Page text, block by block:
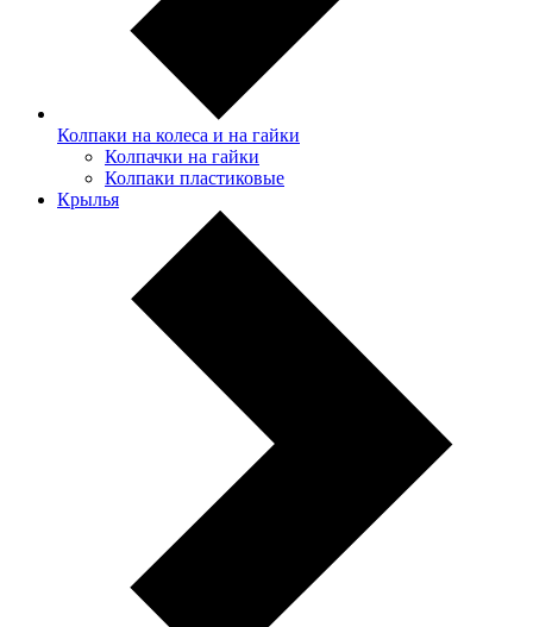
Колпаки на колеса и на гайки
Колпачки на гайки
Колпаки пластиковые
Крылья